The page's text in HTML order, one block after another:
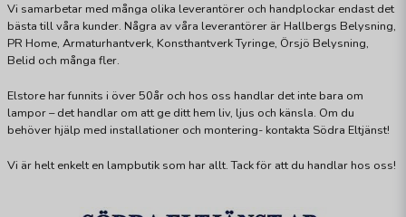
Vi samarbetar med många olika leverantörer och handplockar endast det
bästa till våra kunder. Några av våra leverantörer är Hallbergs Belysning,
PR Home, Armaturhantverk, Konsthantverk Tyringe, Örsjö Belysning,
Belid och många fler.
Elstore har funnits i över 50år och hos oss handlar det inte bara om
lampor – det handlar om att ge ditt hem liv, ljus och känsla. Om du
behöver hjälp med installationer och montering- kontakta Södra Eltjänst!
Vi är helt enkelt en lampbutik som har allt. Tack för att du handlar hos oss!